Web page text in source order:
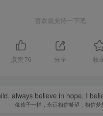
喜欢就支持一下吧
点赞 76 分享 收
always believe in hope, I
像孩子一样，永远相信希望，相信梦